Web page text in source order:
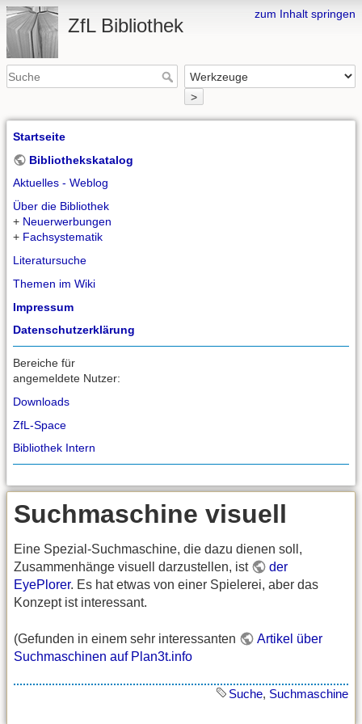
zum Inhalt springen
ZfL Bibliothek
>
Startseite
Bibliothekskatalog
Aktuelles - Weblog
Über die Bibliothek
+ Neuerwerbungen
+ Fachsystematik
Literatursuche
Themen im Wiki
Impressum
Datenschutzerklärung
Bereiche für
angemeldete Nutzer:
Downloads
ZfL-Space
Bibliothek Intern
Suchmaschine visuell
Eine Spezial-Suchmaschine, die dazu dienen soll,
Zusammenhänge visuell darzustellen, ist
der
EyePlorer. Es hat etwas von einer Spielerei, aber das
Konzept ist interessant.
(Gefunden in einem sehr interessanten
Artikel über
Suchmaschinen auf Plan3t.info
Suche, Suchmaschine